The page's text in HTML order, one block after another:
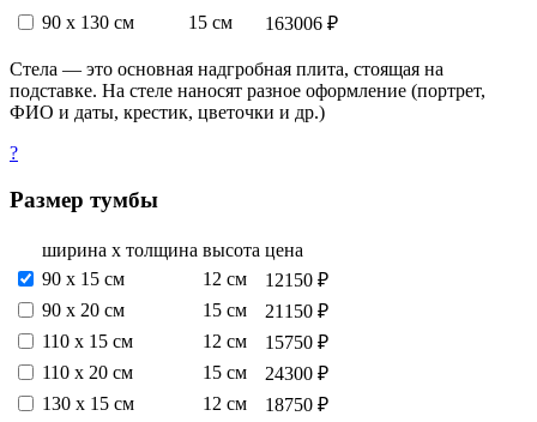
90 х 130 см
15 см 163006 ₽
Стела — это основная надгробная плита, стоящая на
подставке. На стеле наносят разное оформление (портрет,
ФИО и даты, крестик, цветочки и др.)
?
Размер тумбы
ширина х толщина высота цена
90 х 15 см
12 см
12150 ₽
90 х 20 см
15 см
21150 ₽
110 х 15 см
12 см
15750 ₽
110 х 20 см
15 см
24300 ₽
130 х 15 см
12 см
18750 ₽